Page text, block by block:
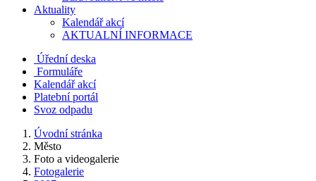
Aktuality
Kalendář akcí
AKTUALNÍ INFORMACE
Úřední deska
Formuláře
Kalendář akcí
Platební portál
Svoz odpadu
Úvodní stránka
Město
Foto a videogalerie
Fotogalerie